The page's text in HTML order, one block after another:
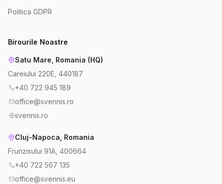
Politica GDPR
Birourile Noastre
Satu Mare, Romania (HQ)
Careiului 220E, 440187
+40 722 945 189
office@svennis.ro
svennis.ro
Cluj-Napoca, Romania
Frunzisului 91A, 400664
+40 722 567 135
office@svennis.eu